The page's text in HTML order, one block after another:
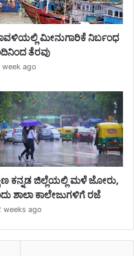
ಮೀನುಗಾರಿಕೆ ನಿರ್ಬಂಧ
ತೆರವು
week ago
ಕನ್ನಡ ಜಿಲ್ಲೆಯಲ್ಲಿ ಮಳೆ ಜೋರು,
ಶಾಲಾ ಕಾಲೇಜುಗಳಿಗೆ ರಜೆ
weeks ago